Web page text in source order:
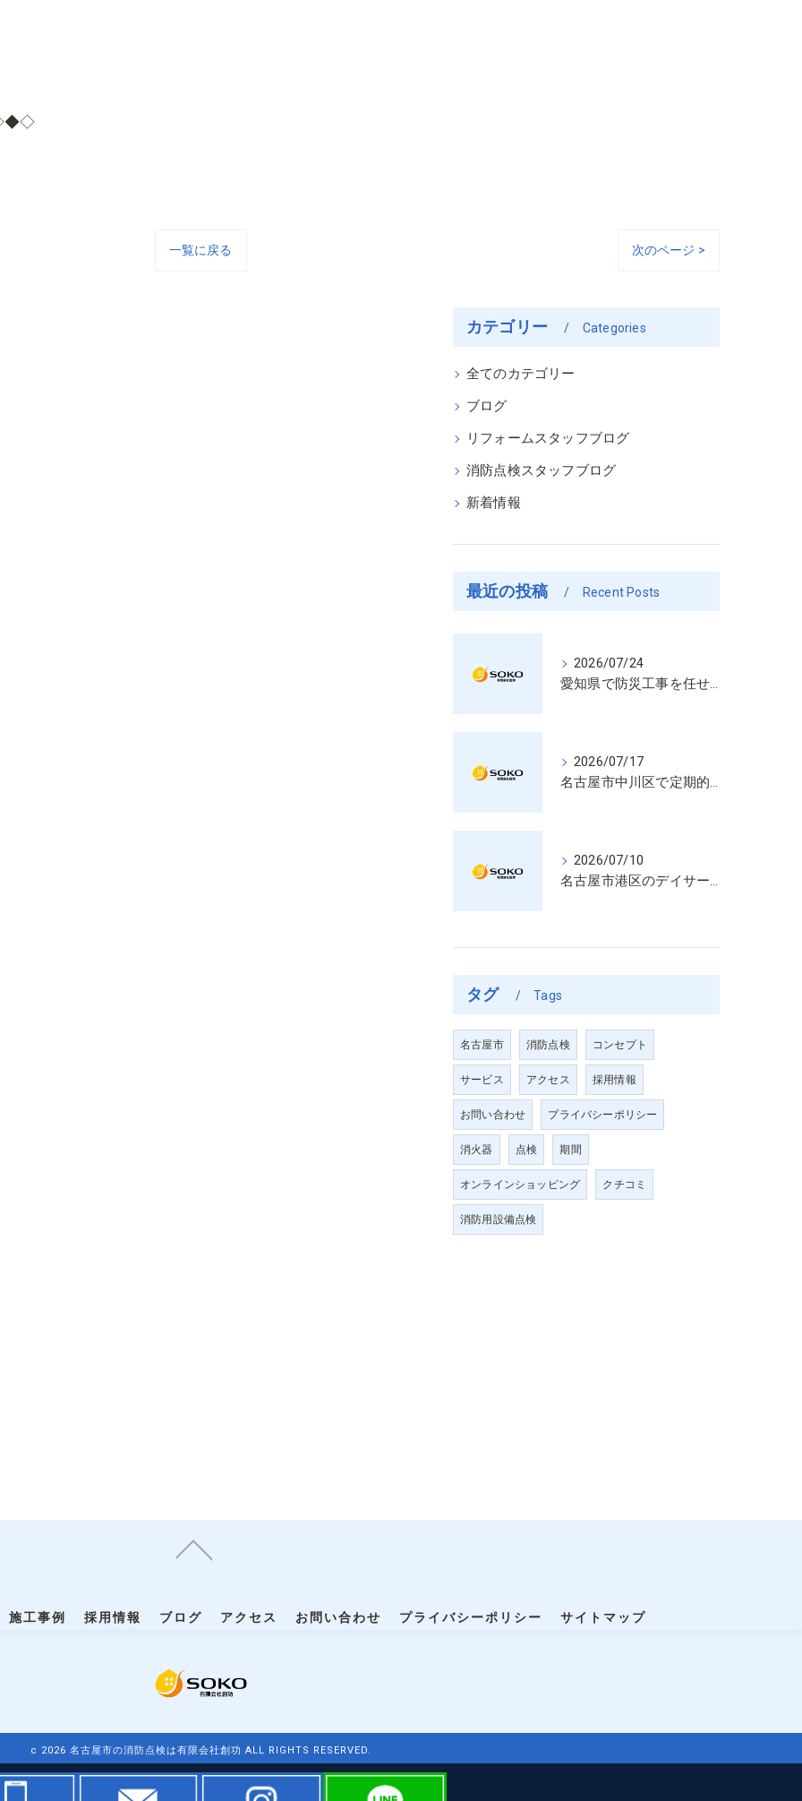
一覧に戻る 次のページ >
カテゴリー Categories
全てのカテゴリー
ブログ
リフォームスタッフブログ
消防点検スタッフブログ
新着情報
最近の投稿 Recent Posts
2026/07/24
愛知県で防災工事を任せるなら経験と技術で安心を提供する老舗業者
2026/07/17
名古屋市中川区で定期的な消防設備点検や整備はいざという時の命を守る安心管理
2026/07/10
名古屋市港区のデイサービス消防設備点検は消火器具や誘導灯も丁寧に作業を進めます
タグ Tags
名古屋市 消防点検 コンセプト
サービス アクセス 採用情報
お問い合わせ プライバシーポリシー
消火器 点検 期間
オンラインショッピング クチコミ
消防用設備点検
施工事例 採用情報 ブログ アクセス お問い合わせ プライバシーポリシー サイトマップ
c 2026 名古屋市の消防点検は有限会社創功 ALL RIGHTS RESERVED.